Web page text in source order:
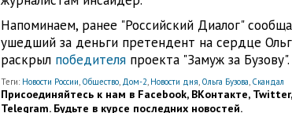
Напоминаем, ранее "Российский Диалог"
ушедший за деньги претендент на сердце
раскрыл победителяпроекта "Замуж за Бузову".
Теги: Новости России, Общество, Дом-2, Новости дня, Ольга Бузова, Скандал
Присоединяйтесь к нам в Facebook, ВКонтакте, Twitter,
Telegram. Будьте в курсе последних новостей.